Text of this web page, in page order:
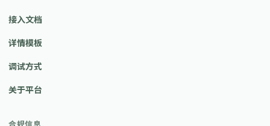
接入文档
详情模板
调试方式
关于平台